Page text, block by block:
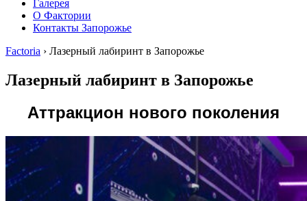
Галерея
О Фактории
Контакты Запорожье
Factoria › Лазерный лабиринт в Запорожье
Лазерный лабиринт в Запорожье
Аттракцион нового поколения